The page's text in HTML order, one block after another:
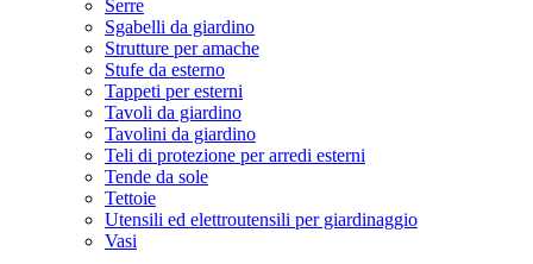
Serre
Sgabelli da giardino
Strutture per amache
Stufe da esterno
Tappeti per esterni
Tavoli da giardino
Tavolini da giardino
Teli di protezione per arredi esterni
Tende da sole
Tettoie
Utensili ed elettroutensili per giardinaggio
Vasi